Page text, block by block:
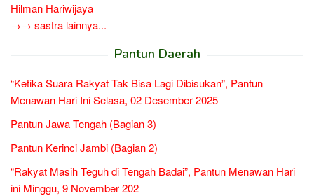
Hilman Hariwijaya
→→ sastra lainnya...
Pantun Daerah
“Ketika Suara Rakyat Tak Bisa Lagi Dibisukan”, Pantun
Menawan Hari Ini Selasa, 02 Desember 2025
Pantun Jawa Tengah (Bagian 3)
Pantun Kerinci Jambi (Bagian 2)
“Rakyat Masih Teguh di Tengah Badai”, Pantun Menawan Hari
ini Minggu, 9 November 202